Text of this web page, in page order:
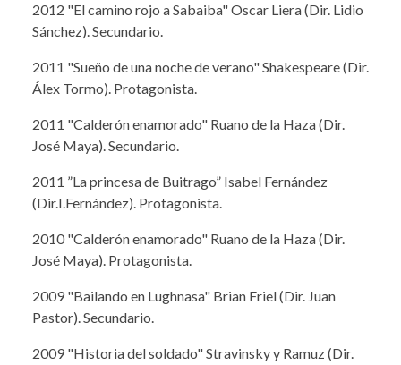
2012 "El camino rojo a Sabaiba" Oscar Liera (Dir. Lidio
Sánchez). Secundario.
2011 "Sueño de una noche de verano" Shakespeare (Dir.
Álex Tormo). Protagonista.
2011 "Calderón enamorado" Ruano de la Haza (Dir.
José Maya). Secundario.
2011 ”La princesa de Buitrago” Isabel Fernández
(Dir.I.Fernández). Protagonista.
2010 "Calderón enamorado" Ruano de la Haza (Dir.
José Maya). Protagonista.
2009 "Bailando en Lughnasa" Brian Friel (Dir. Juan
Pastor). Secundario.
2009 "Historia del soldado" Stravinsky y Ramuz (Dir.